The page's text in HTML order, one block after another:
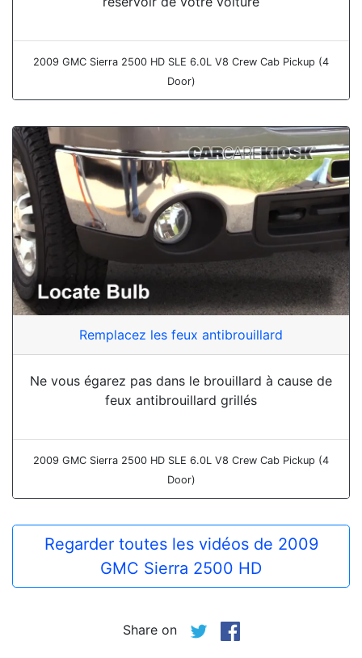
2009 GMC Sierra 2500 HD SLE 6.0L V8 Crew Cab Pickup (4
Door)
Remplacez les feux antibrouillard
Ne vous égarez pas dans le brouillard à cause de
feux antibrouillard grillés
2009 GMC Sierra 2500 HD SLE 6.0L V8 Crew Cab Pickup (4
Door)
Regarder toutes les vidéos de 2009
GMC Sierra 2500 HD
Share on